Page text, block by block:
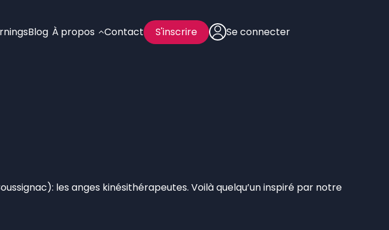
Blog À propos Contact S'inscrire Se connecter
les anges kinésithérapeutes. Voilà quelqu’un inspiré par notre